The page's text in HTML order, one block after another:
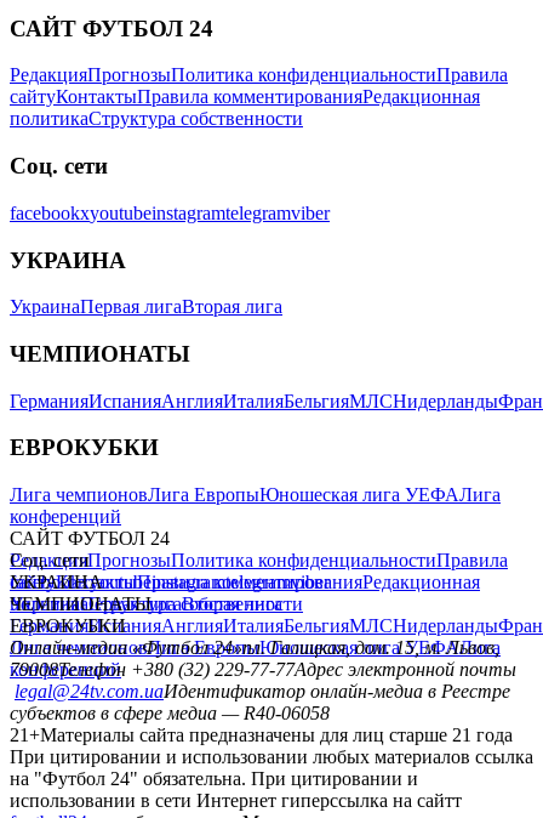
САЙТ ФУТБОЛ 24
РедакцияПрогнозыПолитика конфиденциальностиПравила
сайтуКонтактыПравила комментированияРедакционная
политикаСтруктура собственности
Соц. сети
facebookxyoutubeinstagramtelegramviber
УКРАИНА
УкраинаПервая лигаВторая лига
ЧЕМПИОНАТЫ
ГерманияИспанияАнглияИталияБельгияМЛСНидерланды
ЕВРОКУБКИ
Лига чемпионовЛига ЕвропыЮношеская лига УЕФАЛига
конференций
САЙТ ФУТБОЛ 24
РедакцияПрогнозыПолитика конфиденциальностиПравила
сайтуКонтактыПравила комментированияРедакционная
политикаСтруктура собственности
Соц. сети
facebookxyoutubeinstagramtelegramviber
УКРАИНА
УкраинаПервая лигаВторая лига
ЧЕМПИОНАТЫ
ГерманияИспанияАнглияИталияБельгияМЛСНидерланды
ЕВРОКУБКИ
Лига чемпионовЛига ЕвропыЮношеская лига УЕФАЛига
конференций
Онлайн-медиа «Футбол 24»пл. Галицкая, дом. 15, м. Львов,
79008Телефон +380 (32) 229-77-77Адрес электронной почты
legal@24tv.com.uaИдентификатор онлайн-медиа в Реестре
субъектов в сфере медиа — R40-06058
21+Материалы сайта предназначены для лиц старше 21 года
При цитировании и использовании любых материалов ссылка
на "Футбол 24" обязательна. При цитировании и
использовании в сети Интернет гиперссылка на сайтт